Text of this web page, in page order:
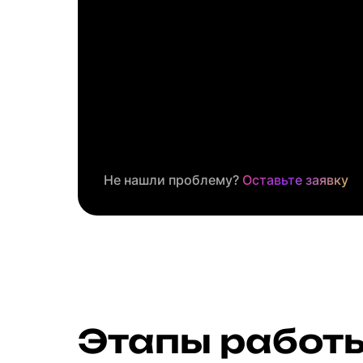
Не нашли проблему? Оставьте заявку
Этапы